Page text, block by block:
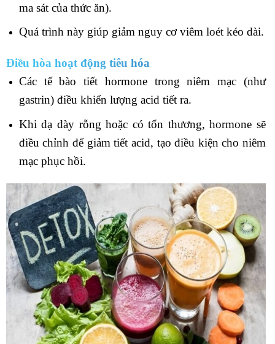
ma sát của thức ăn).
Quá trình này giúp giảm nguy cơ viêm loét kéo dài.
Điều hòa hoạt động tiêu hóa
Các tế bào tiết hormone trong niêm mạc (như
gastrin) điều khiển lượng acid tiết ra.
Khi dạ dày rỗng hoặc có tổn thương, hormone sẽ
điều chỉnh để giảm tiết acid, tạo điều kiện cho niêm
mạc phục hồi.